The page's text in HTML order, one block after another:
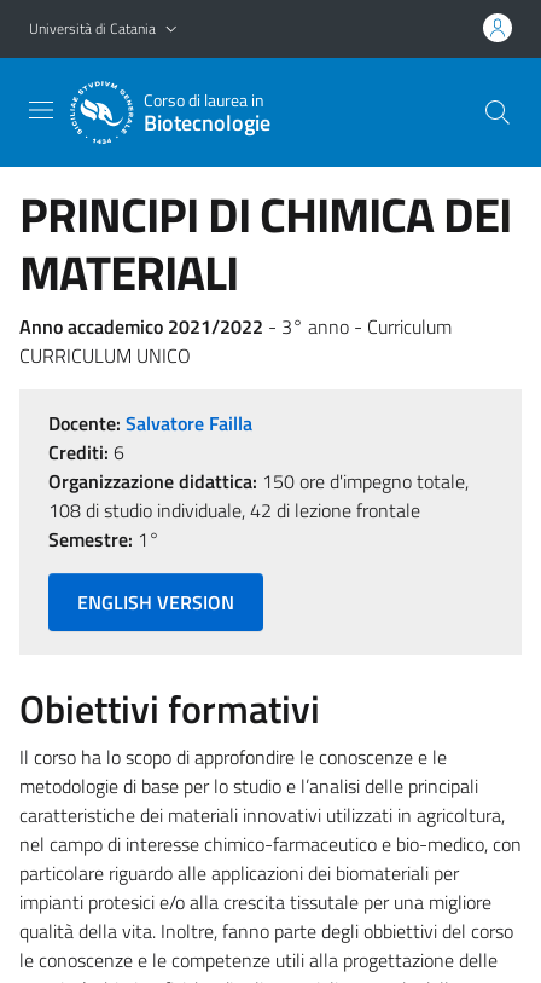
Vai al contenuto principale
Vai al menu di navigazione
Università di Catania
Corso di laurea in
Biotecnologie
PRINCIPI DI CHIMICA DEI
MATERIALI
Anno accademico 2021/2022 - 3° anno - Curriculum
CURRICULUM UNICO
Docente: Salvatore Failla
Crediti: 6
Organizzazione didattica: 150 ore d'impegno totale,
108 di studio individuale, 42 di lezione frontale
Semestre: 1°
ENGLISH VERSION
Obiettivi formativi
Il corso ha lo scopo di approfondire le conoscenze e le
metodologie di base per lo studio e l’analisi delle principali
caratteristiche dei materiali innovativi utilizzati in agricoltura,
nel campo di interesse chimico-farmaceutico e bio-medico, con
particolare riguardo alle applicazioni dei biomateriali per
impianti protesici e/o alla crescita tissutale per una migliore
qualità della vita. Inoltre, fanno parte degli obbiettivi del corso
le conoscenze e le competenze utili alla progettazione delle